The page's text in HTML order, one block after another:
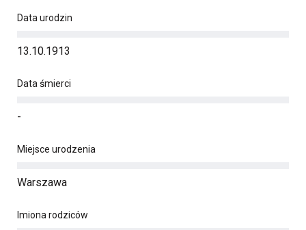
Data urodzin
13.10.1913
Data śmierci
-
Miejsce urodzenia
Warszawa
Imiona rodziców